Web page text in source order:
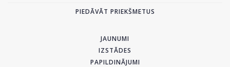
PIEDĀVĀT PRIEKŠMETUS
JAUNUMI
IZSTĀDES
PAPILDINĀJUMI